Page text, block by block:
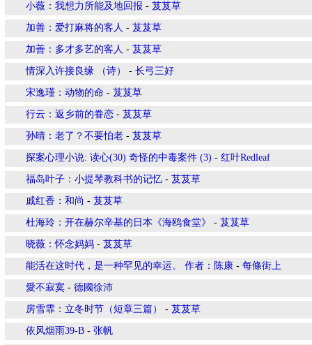
小薇：我想力所能及地回报 - 芨芨草
加善：爱打麻将的客人 - 芨芨草
加善：多才多艺的客人 - 芨芨草
情深入许接良缘 （诗） - 长弓三好
宋逸瑾：动物的命 - 芨芨草
行云：返乡前的眷恋 - 芨芨草
孙晴：老了？不要怕老 - 芨芨草
探案心理小说: 读心(30) 奇怪的中毒案件 (3) - 红叶Redleaf
福岛叶子：小提琴教科书的记忆 - 芨芨草
戚红香：和尚 - 芨芨草
杜海玲：开在赫尔辛基的日本《海鸥食堂》 - 芨芨草
晓薇：怀念妈妈 - 芨芨草
能活在这时代，是一种罕见的幸运。 作者：陈康 - 每條街上
愛不寂寞 - 德國徐沛
房雪霏：立冬时节（短章三篇） - 芨芨草
依风烟雨39-B - 张帆